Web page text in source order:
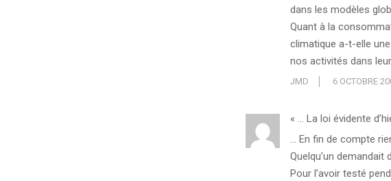
dans les modèles
Quant à la
climatique a-t-elle
nos activités dans
JMD 6 OCTOBRE
« … La loi évidente
… En fin de compte
Quelqu’un
Pour l’avoir testé